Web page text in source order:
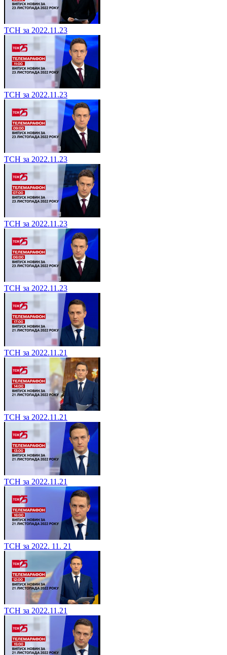
ТСН за 2022.11.23
ТСН за 2022.11.23
ТСН за 2022.11.23
ТСН за 2022.11.23
ТСН за 2022.11.23
ТСН за 2022.11.21
ТСН за 2022.11.21
ТСН за 2022.11.21
ТСН за 2022. 11. 21
ТСН за 2022.11.21